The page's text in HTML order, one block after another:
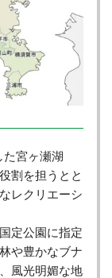
宮ヶ瀬湖
割を担うとと
レクリエーシ
定公園に指定
や豊かなブナ
風光明媚な地